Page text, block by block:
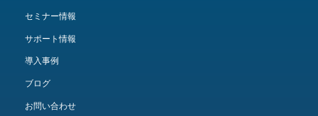
セミナー情報
サポート情報
導入事例
ブログ
お問い合わせ